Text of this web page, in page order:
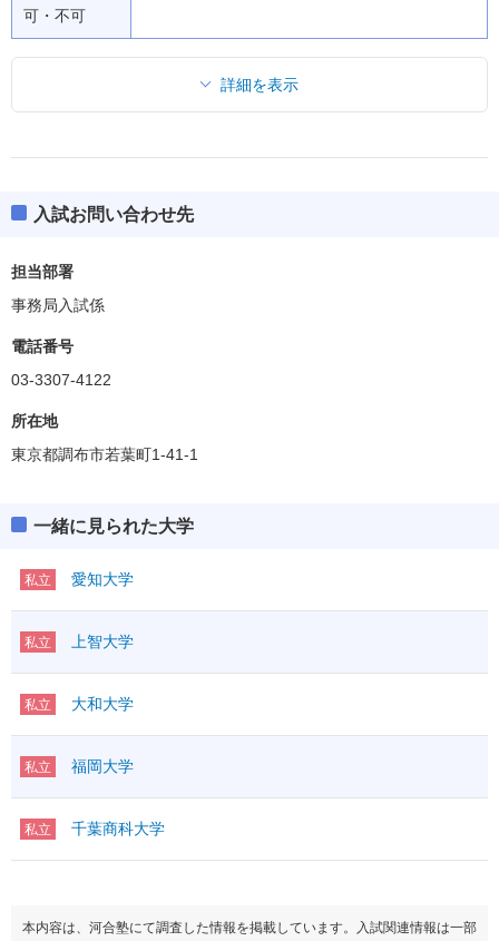
可・不可
詳細を表示
入試お問い合わせ先
担当部署
事務局入試係
電話番号
03-3307-4122
所在地
東京都調布市若葉町1-41-1
一緒に見られた大学
私立 愛知大学
私立 上智大学
私立 大和大学
私立 福岡大学
私立 千葉商科大学
本内容は、河合塾にて調査した情報を掲載しています。入試関連情報は一部